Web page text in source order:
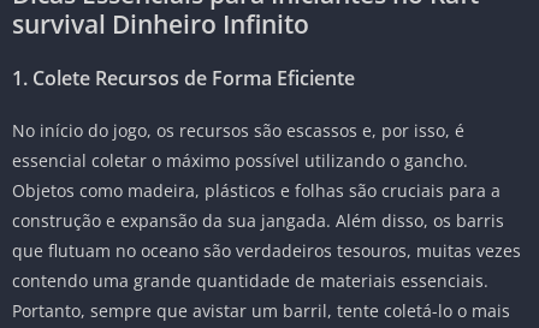
survival Dinheiro Infinito
1. Colete Recursos de Forma Eficiente
No início do jogo, os recursos são escassos e, por isso, é
essencial coletar o máximo possível utilizando o gancho.
Objetos como madeira, plásticos e folhas são cruciais para a
construção e expansão da sua jangada. Além disso, os barris
que flutuam no oceano são verdadeiros tesouros, muitas vezes
contendo uma grande quantidade de materiais essenciais.
Portanto, sempre que avistar um barril, tente coletá-lo o mais